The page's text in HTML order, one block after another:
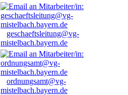
geschaeftsleitung@vg-
mistelbach.bayern.de
ordnungsamt@vg-
mistelbach.bayern.de